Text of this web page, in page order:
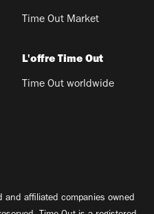
Time Out Market
L'offre Time Out
Time Out worldwide
affiliated companies owned